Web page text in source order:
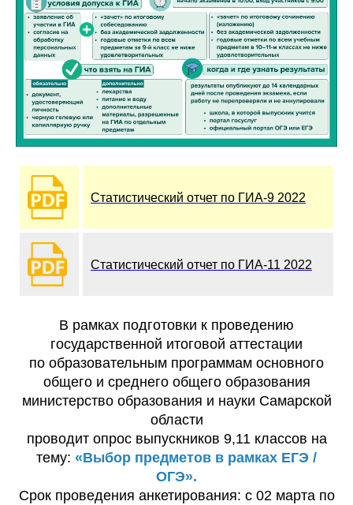
Статистический отчет по ГИА-9 2022
Статистический отчет по ГИА-11 2022
В рамках подготовки к проведению
государственной итоговой аттестации
по образовательным программам основного
общего и среднего общего образования
министерство образования и науки Самарской
области
проводит опрос выпускников 9,11 классов на
тему: «Выбор предметов в рамках ЕГЭ /
ОГЭ».
Срок проведения анкетирования: с 02 марта по